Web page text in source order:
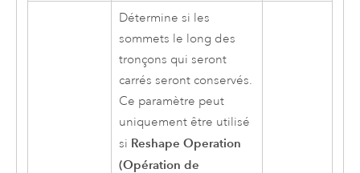
Détermine si les
sommets le long des
tronçons qui seront
carrés seront conservés.
Ce paramètre peut
uniquement être utilisé
si Reshape Operation
(Opération de